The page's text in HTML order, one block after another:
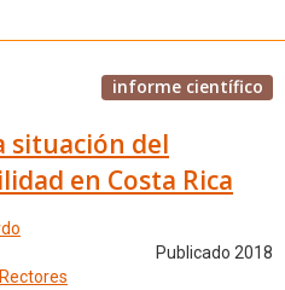
informe científico
situación del
en Costa Rica
Publicado 2018